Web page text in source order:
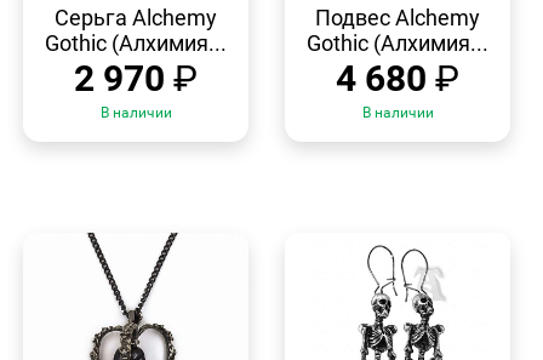
ПРОСМОТР
Серьга Alchemy
Gothic (Алхимия...
2 970 ₽
В наличии
ПРОСМОТР
Подвес Alchemy
Gothic (Алхимия...
4 680 ₽
В наличии